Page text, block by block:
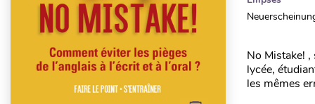
No Mistake! ,
lycée,
les mêmes